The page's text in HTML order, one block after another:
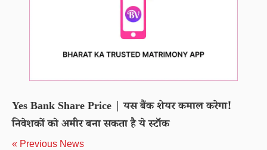
Yes Bank Share Price | यस बैंक शेयर कमाल करेगा!
निवेशकों को अमीर बना सकता है ये स्टॉक
« Previous News